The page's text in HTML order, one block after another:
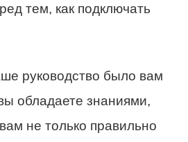
тем, как подключать
руководство было вам
обладаете знаниями,
не только правильно